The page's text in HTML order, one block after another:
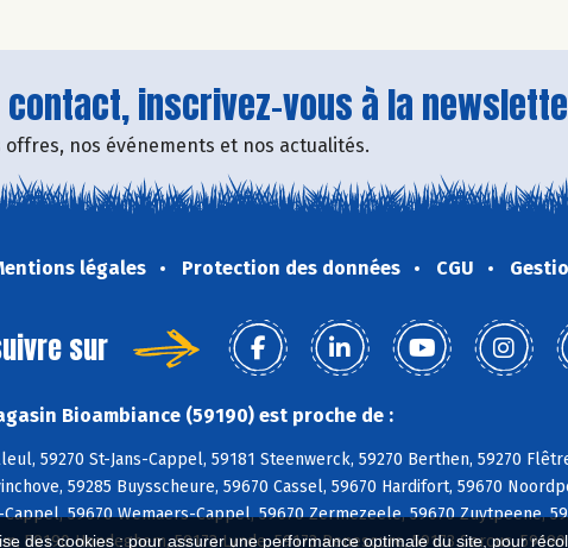
des cookies : pour assurer une performance optimale du site, pour
contact, inscrivez-vous à la
offres, nos événements et nos actualités.
légales Protection des données CGU
sur
Bioambiance (59190) est proche de :
59270 St-Jans-Cappel, 59181 Steenwerck, 59270 Berthen, 59270
59285 Buysscheure, 59670 Cassel, 59670 Hardifort, 59670
59670 Wemaers-Cappel, 59670 Zermezeele, 59670 Zuytpeene,
59190 Hondeghem, 59173 Lynde, 59173 Renescure, 59173 Sercus,